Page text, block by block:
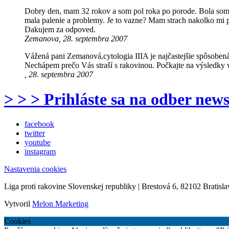
Dobry den, mam 32 rokov a som pol roka po porode. Bola
mala palenie a problemy. Je to vazne? Mam strach nakolko
Dakujem za odpoved.
Zemanova, 28. septembra 2007
Vážená pani Zemanová,cytologia IIIA je najčastejšie
Nechápem prečo Vás straší s rakovinou. Počkajte na
, 28. septembra 2007
> > > Prihláste sa na odber
facebook
twitter
youtube
instagram
Nastavenia cookies
Liga proti rakovine Slovenskej republiky | Brestová 6, 82102
Vytvoril Melon Marketing
Cookies